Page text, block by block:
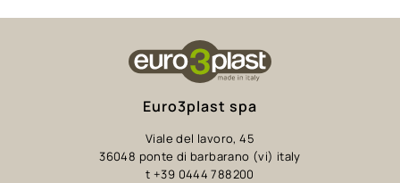
Euro3plast spa
Viale del lavoro, 45
36048 ponte di barbarano (vi) italy
t +39 0444 788200